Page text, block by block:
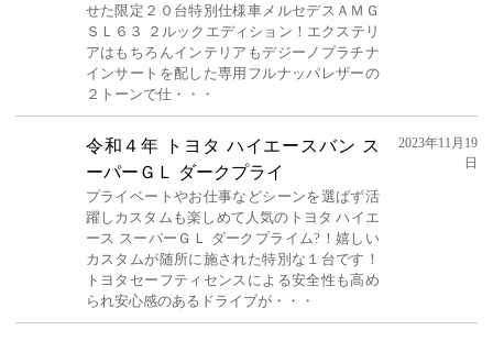
せた限定２０台特別仕様車メルセデスＡＭＧ
ＳＬ６３ ２ルックエディション！エクステリ
アはもちろんインテリアもデジーノプラチナ
インサートを配した専用フルナッパレザーの
２トーンで仕・・・
令和４年 トヨタ ハイエースバン ス
ーパーＧＬ ダークプライ
プライベートやお仕事などシーンを選ばず活
躍しカスタムも楽しめて人気のトヨタ ハイエ
ース スーパーＧＬ ダークプライム?！嬉しい
カスタムが随所に施された特別な１台です！
トヨタセーフティセンスによる安全性も高め
られ安心感のあるドライブが・・・
2023年11月19
日